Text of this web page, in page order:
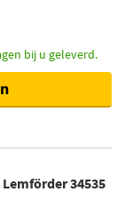
bij u geleverd.
34535